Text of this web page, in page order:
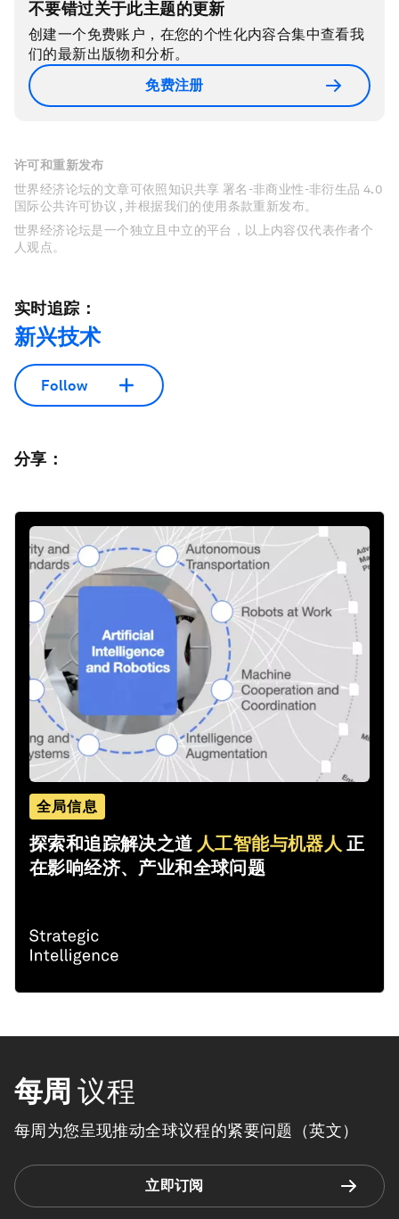
不要错过关于此主题的更新
创建一个免费账户，在您的个性化内容合集中查看我
们的最新出版物和分析。
免费注册
许可和重新发布
世界经济论坛的文章可依照知识共享 署名-非商业性-非衍生品 4.0
国际公共许可协议 , 并根据我们的使用条款重新发布。
世界经济论坛是一个独立且中立的平台，以上内容仅代表作者个
人观点。
实时追踪：
新兴技术
Follow
分享：
全局信息
探索和追踪解决之道 人工智能与机器人 正
在影响经济、产业和全球问题
每周 议程
每周为您呈现推动全球议程的紧要问题（英文）
立即订阅